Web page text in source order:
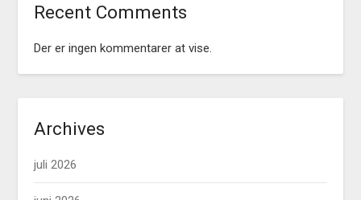
Recent Comments
Der er ingen kommentarer at vise.
Archives
juli 2026